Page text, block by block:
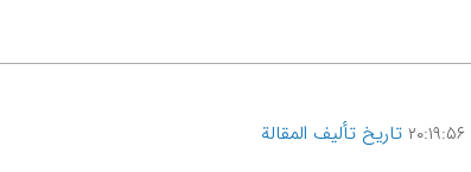
تاریخ تألیف المقالة